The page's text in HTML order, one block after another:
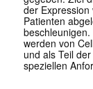
der
Patienten
werden von
und als Teil
speziellen